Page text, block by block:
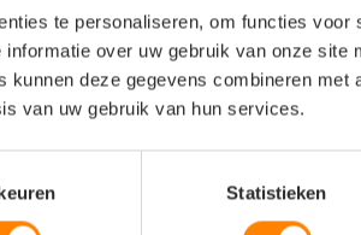
te personaliseren, om functies voor
over uw gebruik van onze site
deze gegevens combineren met
van uw gebruik van hun services.
Statistieken